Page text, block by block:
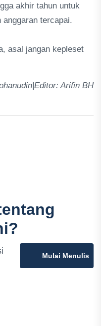
akhir tahun untuk
tercapai.
asal jangan kepleset
Arifin BH
Mulai Menulis